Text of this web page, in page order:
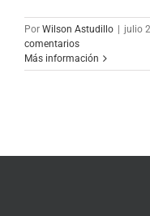
Por Wilson Astudillo | julio
comentarios
Más información